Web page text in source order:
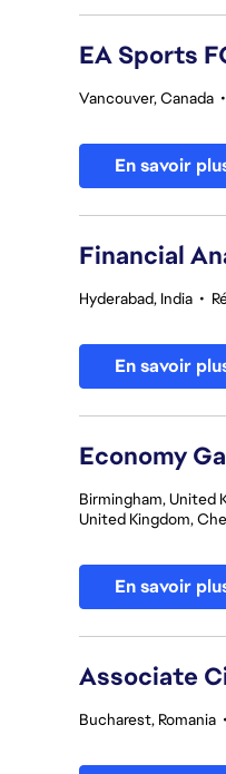
EA Sports
Vancouver, Canada •
En savoir
Financial
Hyderabad, India •
En savoir
Economy
Birmingham, United
United Kingdom,
En savoir
Associate
Bucharest, Romania •